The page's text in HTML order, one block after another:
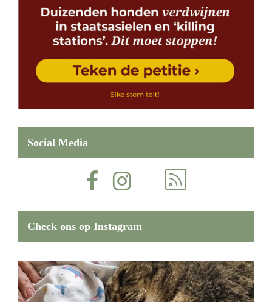
Social Media
Check ons op Instagram